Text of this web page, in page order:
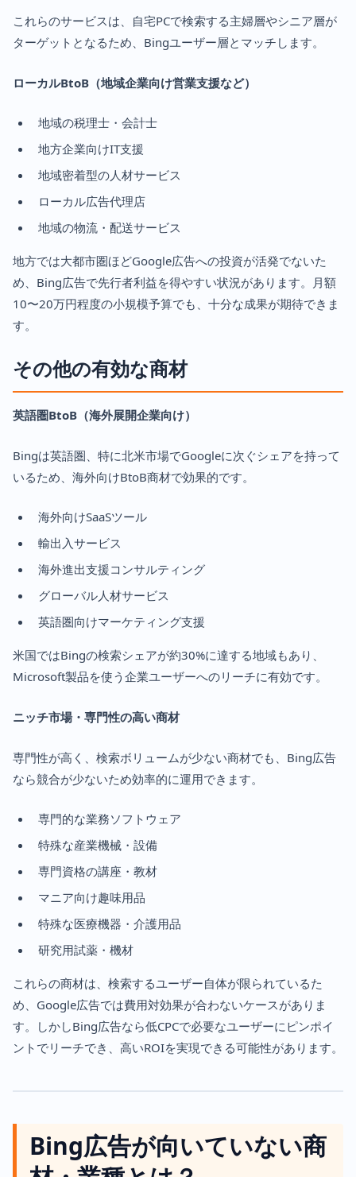
これらのサービスは、自宅PCで検索する主婦層やシニア層が
ターゲットとなるため、Bingユーザー層とマッチします。
ローカルBtoB（地域企業向け営業支援など）
地域の税理士・会計士
地方企業向けIT支援
地域密着型の人材サービス
ローカル広告代理店
地域の物流・配送サービス
地方では大都市圏ほどGoogle広告への投資が活発でないた
め、Bing広告で先行者利益を得やすい状況があります。月額
10〜20万円程度の小規模予算でも、十分な成果が期待できま
す。
その他の有効な商材
英語圏BtoB（海外展開企業向け）
Bingは英語圏、特に北米市場でGoogleに次ぐシェアを持って
いるため、海外向けBtoB商材で効果的です。
海外向けSaaSツール
輸出入サービス
海外進出支援コンサルティング
グローバル人材サービス
英語圏向けマーケティング支援
米国ではBingの検索シェアが約30%に達する地域もあり、
Microsoft製品を使う企業ユーザーへのリーチに有効です。
ニッチ市場・専門性の高い商材
専門性が高く、検索ボリュームが少ない商材でも、Bing広告
なら競合が少ないため効率的に運用できます。
専門的な業務ソフトウェア
特殊な産業機械・設備
専門資格の講座・教材
マニア向け趣味用品
特殊な医療機器・介護用品
研究用試薬・機材
これらの商材は、検索するユーザー自体が限られているた
め、Google広告では費用対効果が合わないケースがありま
す。しかしBing広告なら低CPCで必要なユーザーにピンポイ
ントでリーチでき、高いROIを実現できる可能性があります。
Bing広告が向いていない商